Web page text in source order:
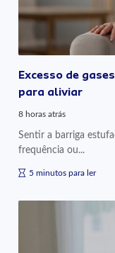
Excesso de
para aliviar
8 horas atrás
Sentir a barriga
frequência ou...
5 minutos para ler